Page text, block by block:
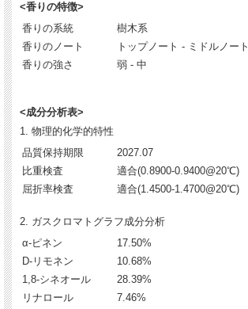
<香りの特徴>
香りの系統
樹木系
香りのノート
トップノート - ミドルノート
香りの強さ
弱 - 中
<成分分析表>
1. 物理的化学的特性
品質保持期限
2027.07
比重検査
適合(0.8900-0.9400@20℃)
屈折率検査
適合(1.4500-1.4700@20℃)
2. ガスクロマトグラフ成分分析
α-ピネン
17.50%
D-リモネン
10.68%
1,8-シネオール
28.39%
リナロール
7.46%